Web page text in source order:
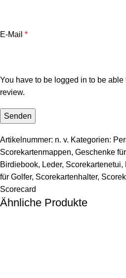
E-Mail *
You have to be logged in to be
review.
Artikelnummer: n. v. Kategorien:
Scorekartenmappen, Geschenke
Birdiebook, Leder, Scorekartenetui,
für Golfer, Scorekartenhalter,
Scorecard
Ähnliche Produkte